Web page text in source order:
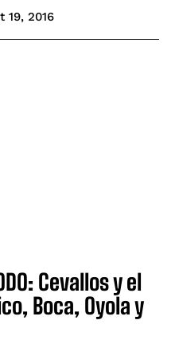
19, 2016
Cevallos y el
Boca, Oyola y